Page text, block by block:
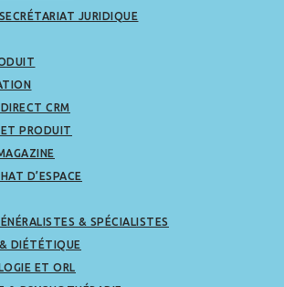
JURIDIQUE
CRM
PRODUIT
D’ESPACE
& SPÉCIALISTES
DIÉTÉTIQUE
ET ORL